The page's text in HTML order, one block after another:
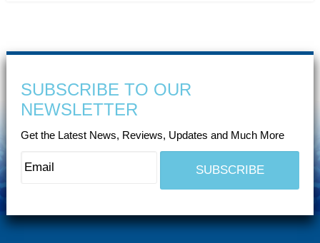
SUBSCRIBE TO OUR
NEWSLETTER
Get the Latest News, Reviews, Updates and Much More